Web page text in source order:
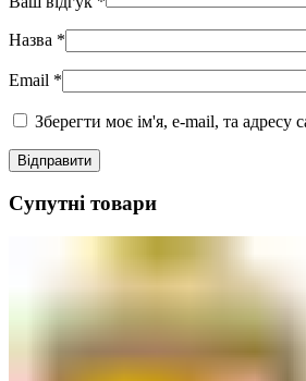
Назва *
Email *
Зберегти моє ім'я, e-mail, та адресу
Супутні товари